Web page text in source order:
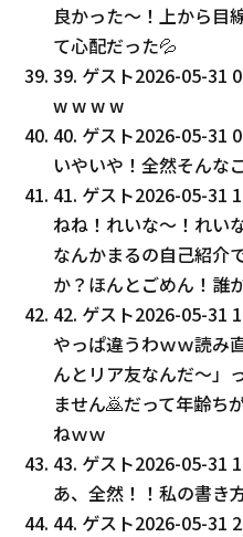
良かった〜！上から目
て心配だった💦
39. ゲスト2026-05-31
w w w w
40. ゲスト2026-05-31
いやいや！全然そんな
41. ゲスト2026-05-31
ねね！れいな〜！れい
なんかまるの自己紹介
か？ほんとごめん！誰
42. ゲスト2026-05-31
やっぱ違うわｗｗ読み
んとリア友なんだ〜」
ません🙇だって年齢ち
ねｗｗ
43. ゲスト2026-05-31
あ、全然！！私の書き
44. ゲスト2026-05-31